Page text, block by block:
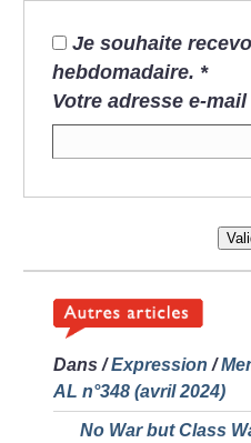
Je souhaite
hebdomadaire. *
Votre adresse e-mail
Dans /Expression /
AL n°348 (avril 2024)
No War but Class